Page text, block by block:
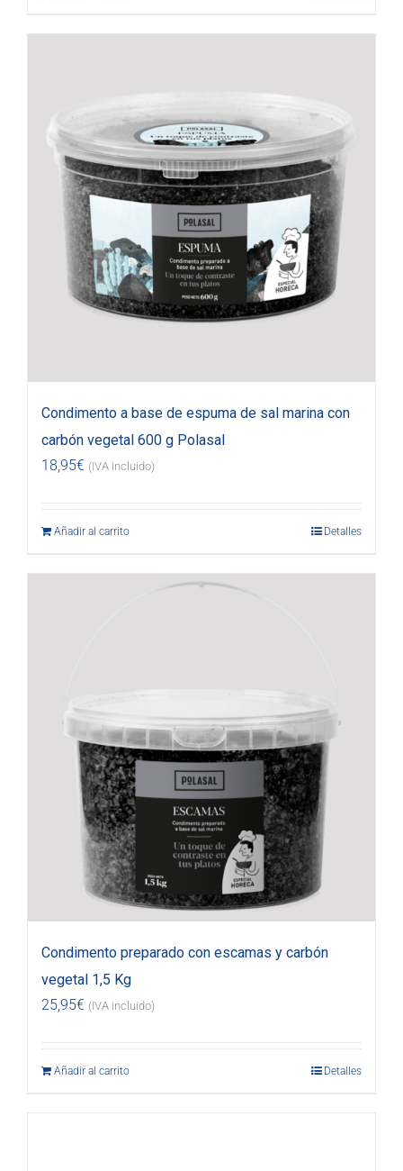
Condimento a base de espuma de sal marina con
carbón vegetal 600 g Polasal
18,95€ (IVA incluido)
Añadir al carrito Detalles
Condimento preparado con escamas y carbón
vegetal 1,5 Kg
25,95€ (IVA incluido)
Añadir al carrito Detalles